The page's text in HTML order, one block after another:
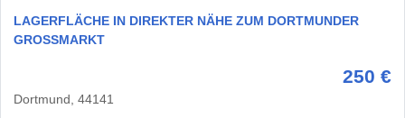
LAGERFLÄCHE IN DIREKTER NÄHE ZUM DORTMUNDER
GROSSMARKT
250 €
Dortmund, 44141